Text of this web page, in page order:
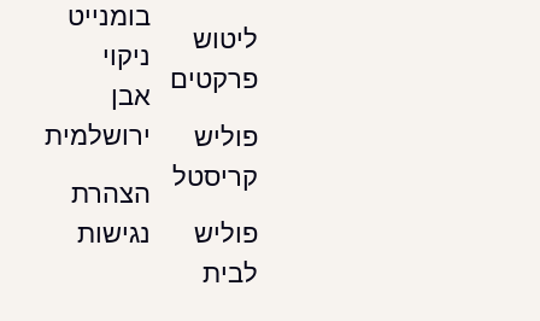
פרקטים
קריסטל
ניקוי
אבן
ירושלמית
הצהרת
נגישות